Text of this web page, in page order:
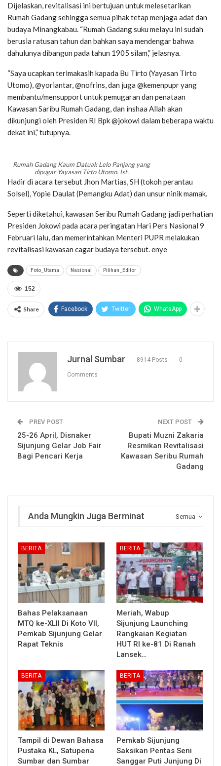
Dijelaskan, revitalisasi ini bertujuan untuk melesetarikan
Rumah Gadang sehingga semua pihak tetap menjaga adat dan
budaya Minangkabau. “Rumah Gadang suku melayu ini sudah
berusia ratusan tahun dan bahkan saya mendengar bahwa
dahulunya dibangun pada tahun 1905 silam,” jelasnya.
“Saya ucapkan terimakasih kapada Bu Tirto (Yayasan Tirto
Utomo), @yoriantar, @nofrins, dan juga @kemenpupr yang
membantu/mensupport untuk pemugaran dan penataan
Kawasan Saribu Rumah Gadang, dan inshaa Allah akan
dikunjungi oleh Presiden RI Bpk @jokowi dalam beberapa waktu
dekat ini,” tutupnya.
Rumah Gadang Kaum Datuak Lelo Panjang yang
dipugar Yayasan Tirto Utomo. Ist.
Hadir di acara tersebut Jhon Martias, SH (tokoh perantau
Solsel), Yopie Daulat (Pemangku Adat) dan unsur ninik mamak.
Seperti diketahui, kawasan Seribu Rumah Gadang jadi perhatian
Presiden Jokowi pada acara peringatan Hari Pers Nasional 9
Februari lalu, dan memerintahkan Menteri PUPR melakukan
revitalisasi kawasan cagar budaya tersebut. enye
Foto_Utama Nasional Pilihan_Editor
152
Share Facebook Twitter WhatsApp
Jurnal Sumbar 8914 Posts 0
Comments
PREV POST
25-26 April, Disnaker
Sijunjung Gelar Job Fair
Bagi Pencari Kerja
NEXT POST
Bupati Muzni Zakaria
Resmikan Revitalisasi
Kawasan Seribu Rumah
Gadang
Semua
Anda Mungkin Juga Berminat
BERITA
Bahas Pelaksanaan
MTQ ke-XLII Di Koto VII,
Pemkab Sijunjung Gelar
Rapat Teknis
BERITA
Meriah, Wabup
Sijunjung Launching
Rangkaian Kegiatan
HUT RI ke-81 Di Ranah
Lansek…
BERITA
Tampil di Dewan Bahasa
Pustaka KL, Satupena
Sumbar dan Sumbar
BERITA
Pemkab Sijunjung
Saksikan Pentas Seni
Sanggar Puti Junjung Di